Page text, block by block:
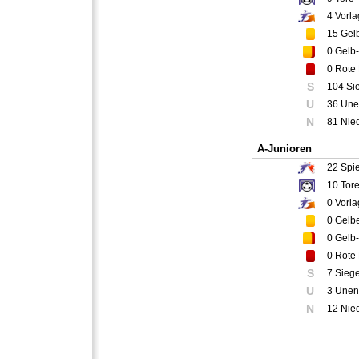
4
15
0
0 Rote
S 104
U 36
N 81
A-Junioren
22
10 Tore
0
0
0
0 Rote
S 7
U 3
N 12